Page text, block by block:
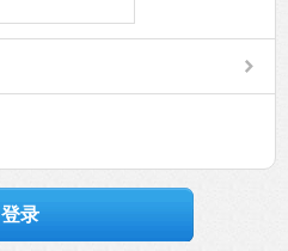
登录